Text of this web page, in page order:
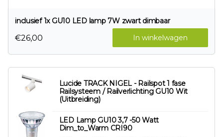
inclusief 1x GU10 LED lamp 7W zwart dimbaar
In winkelwagen
€26,00
Lucide TRACK NIGEL - Railspot 1 fase
Railsysteem / Railverlichting GU10 Wit
(Uitbreiding)
LED Lamp GU10 3,7 -50 Watt
Dim_to_Warm CRI90